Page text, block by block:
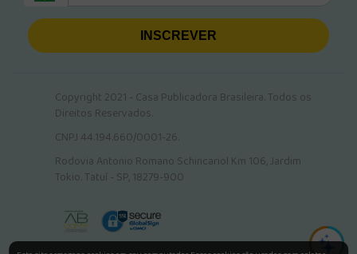
INSCREVER
Copyright 2021 - Casa Publicadora Brasileira. Todos os
Direitos Reservados.
CNPJ 44.194.660/0001-26.
Rodovia Antonio Romano Schincariol Km 106, Jardim
Tokio. Tatuí - SP, 18279-900